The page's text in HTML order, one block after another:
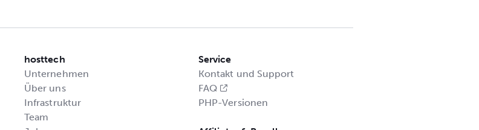
hosttech
Unternehmen
Über uns
Infrastruktur
Team
Service
Kontakt und Support
FAQ
PHP-Versionen